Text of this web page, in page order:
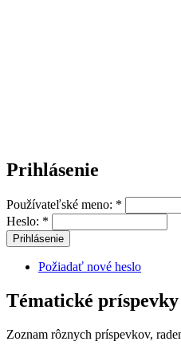
Prihlásenie
Používateľské meno: *
Heslo: *
Požiadať nové heslo
Tématické príspevky
Zoznam rôznych príspevkov,